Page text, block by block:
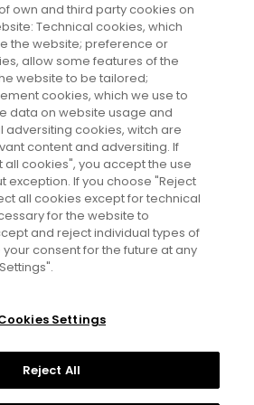
En abril de 2024 se incorporó a
Ayudante Doctora.
view/mariaalonsopena/
Aviso legal
de cookies
own and third party cookies on
Technical cookies, which
the website; preference or
allow some features of the
website to be tailored;
cookies, which we use to
data on website usage and
adversiting cookies, witch are
content and adversiting. If
cookies", you accept the use
exception. If you choose "Reject
all cookies except for technical
for the website to
and reject individual types of
consent for the future at any
Settings
Reject All